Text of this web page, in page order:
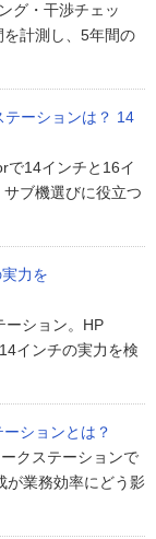
グ・干渉チェッ
計測し、5年間の
テーションは？ 14
で14インチと16イ
ブ機選びに役立つ
力を
ーション。HP
インチの実力を検
ションとは？
クステーションで
が業務効率にどう影